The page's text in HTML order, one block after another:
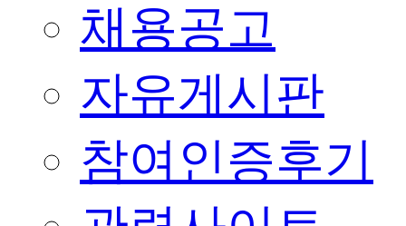
채용공고
자유게시판
참여인증후기